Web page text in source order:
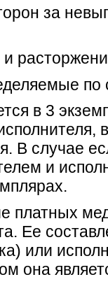
за
по
в 3
В случае
и
платных
Ее
или
она